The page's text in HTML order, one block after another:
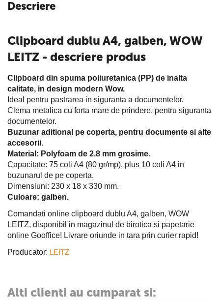
Descriere
Clipboard dublu A4, galben, WOW
LEITZ - descriere produs
Clipboard din spuma poliuretanica (PP) de inalta
calitate, in design modern Wow.
Ideal pentru pastrarea in siguranta a documentelor.
Clema metalica cu forta mare de prindere, pentru siguranta
documentelor.
Buzunar aditional pe coperta, pentru documente si alte
accesorii.
Material: Polyfoam de 2.8 mm grosime.
Capacitate: 75 coli A4 (80 gr/mp), plus 10 coli A4 in
buzunarul de pe coperta.
Dimensiuni: 230 x 18 x 330 mm.
Culoare: galben.
Comandati online clipboard dublu A4, galben, WOW
LEITZ, disponibil in magazinul de birotica si papetarie
online Gooffice! Livrare oriunde in tara prin curier rapid!
Producator: LEITZ
Alti clienti au cumparat si: